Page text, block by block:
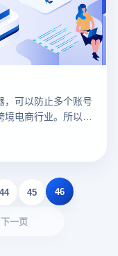
，可以防止多个账号
电商行业。所以很
哪个好用呢？
44 45 46
下一页